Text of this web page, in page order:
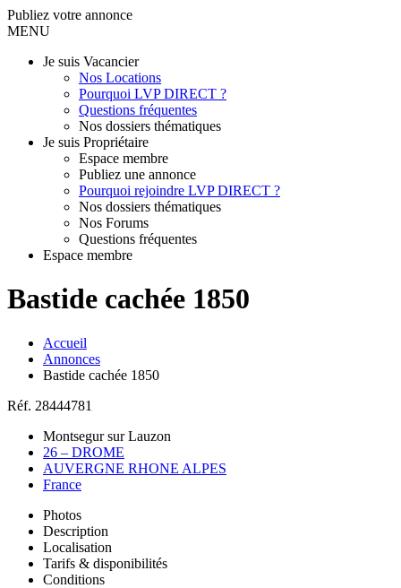
Publiez votre annonce
MENU
Je suis Vacancier
Nos Locations
Pourquoi LVP DIRECT ?
Questions fréquentes
Nos dossiers thématiques
Je suis Propriétaire
Espace membre
Publiez une annonce
Pourquoi rejoindre LVP DIRECT ?
Nos dossiers thématiques
Nos Forums
Questions fréquentes
Espace membre
Bastide cachée 1850
Accueil
Annonces
Bastide cachée 1850
Réf. 28444781
Montsegur sur Lauzon
26 – DROME
AUVERGNE RHONE ALPES
France
Photos
Description
Localisation
Tarifs & disponibilités
Conditions